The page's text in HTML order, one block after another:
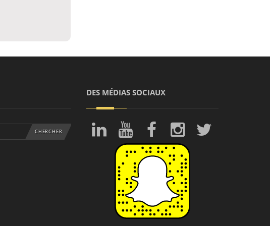
DES MÉDIAS SOCIAUX